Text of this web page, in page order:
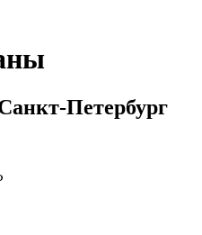
Петербург